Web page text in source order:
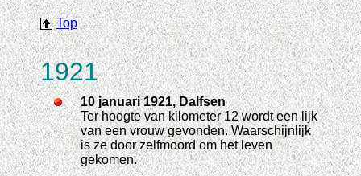
Top
1921
10 januari 1921, Dalfsen
Ter hoogte van kilometer 12 wordt een lijk
van een vrouw gevonden. Waarschijnlijk
is ze door zelfmoord om het leven
gekomen.